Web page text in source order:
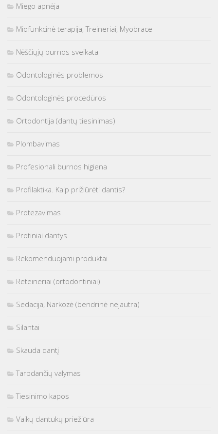
Miego apnėja
Miofunkcinė terapija, Treineriai, Myobrace
Nėščiųjų burnos sveikata
Odontologinės problemos
Odontologinės procedūros
Ortodontija (dantų tiesinimas)
Plombavimas
Profesionali burnos higiena
Profilaktika. Kaip prižiūrėti dantis?
Protezavimas
Protiniai dantys
Rekomenduojami produktai
Reteineriai (ortodontiniai)
Sedacija, Narkozė (bendrinė nejautra)
Silantai
Skauda dantį
Tarpdančių valymas
Tiesinimo kapos
Vaikų dantukų priežiūra